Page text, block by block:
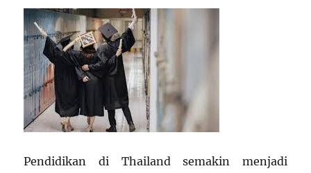
Pendidikan di Thailand semakin menjadi